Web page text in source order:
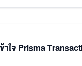
าใจ Prisma